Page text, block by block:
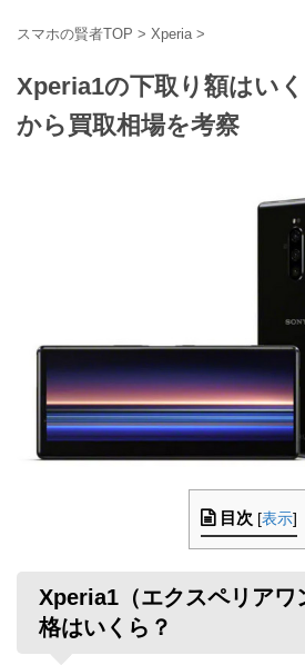
スマホの賢者TOP > Xperia >
Xperia1の下取り額はい
から買取相場を考察
目次 [表示]
Xperia1（エクスペリアワ
格はいくら？